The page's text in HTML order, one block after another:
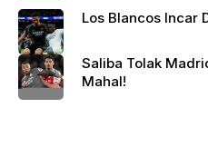
Los Blancos Incar
Saliba Tolak
Mahal!